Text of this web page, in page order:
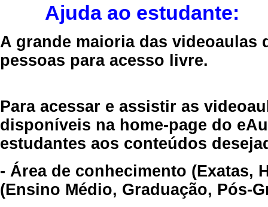
Ajuda ao estudante:
A grande maioria das videoaulas
pessoas para acesso livre.
Para acessar e assistir as
disponíveis na home-page do
estudantes aos conteúdos
- Área de conhecimento (Exatas,
(Ensino Médio, Graduação, Pós-